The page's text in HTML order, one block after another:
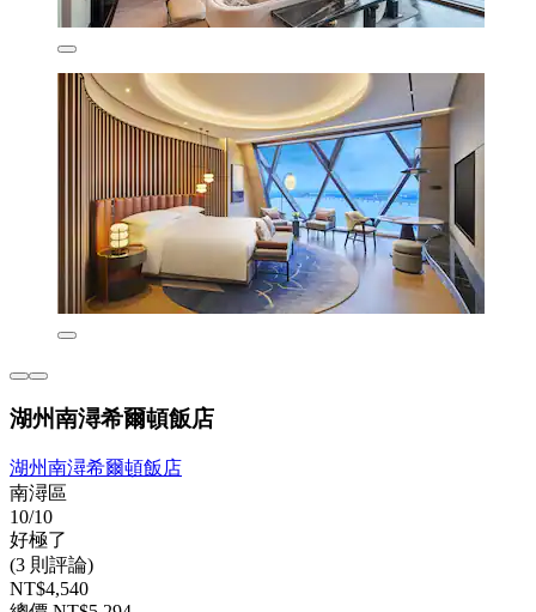
湖州南潯希爾頓飯店
湖州南潯希爾頓飯店
南潯區
10/10
好極了
(3 則評論)
NT$4,540